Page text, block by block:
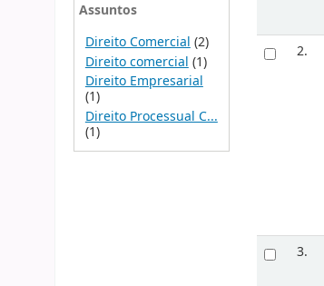
Assuntos
Direito Comercial (2)
Direito comercial (1)
Direito Empresarial
(1)
Direito Processual C...
(1)
2.
3.